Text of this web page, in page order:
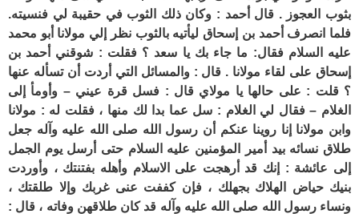
بثوب العجوز . قال أحمد : وكان ذلك الثوب في حقيبة لي فنسيته.
فلما انصرف أحمد بن إسحاق ليأتيه بالثوب نظر إلي مولانا أبو محمد
عليه السلام فقال: ما جاء بك يا سعد ؟ فقلت : شوقني أحمد بن
إسحاق على لقاء مولانا . قال : والمسائل التي أردت أن تسأله عنها
؟ قلت : على حالها يا مولاي قال : فسل قرة عيني – وأومأ إلى
الغلام – فقال لي الغلام : سل عما بدا لك منها ، فقلت له : مولانا
وابن مولانا إنا روينا عنكم أن رسول الله صلى الله عليه وآله جعل
طلاق نسائه بيد أمير المؤمنين عليه السلام حتى أرسل يوم الجمل
إلى عائشة : إنك قد أرهجت على الاسلام وأهله بفتنتك ، وأوردت
بنيك حياض الهلاك بجهلك ، فإن كففت عنى غربك وإلا طلقتك ،
ونساء رسول الله صلى الله عليه وآله قد كان طلاقهن وفاته ، قال :